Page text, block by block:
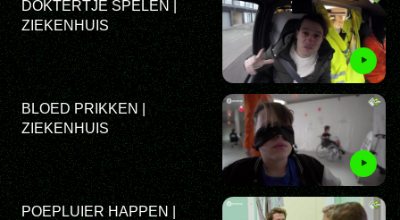
DOKTERTJE SPELEN |
ZIEKENHUIS
BLOED PRIKKEN |
ZIEKENHUIS
POEPLUIER HAPPEN |